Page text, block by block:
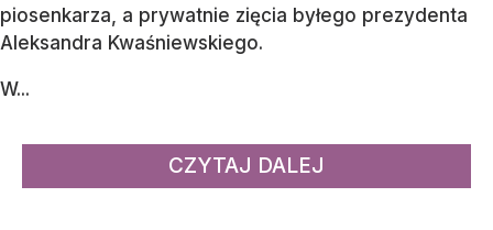
piosenkarza, a prywatnie zięcia byłego prezydenta
Aleksandra Kwaśniewskiego.
W...
CZYTAJ DALEJ